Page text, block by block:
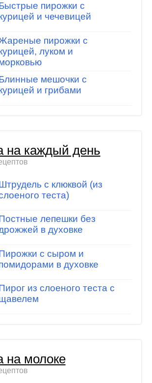
пирожки с
и чечевицей
пирожки с
луком и
мешочки с
и грибами
на каждый день
с клюквой (из
теста)
лепешки без
в духовке
с сыром и
в духовке
из слоеного теста с
на молоке